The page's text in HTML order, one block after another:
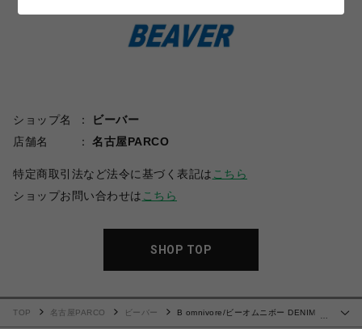
ショップ名
ビーバー
店舗名
名古屋PARCO
特定商取引法など法令に基づく表記は こちら
ショップお問い合わせは こちら
SHOP TOP
…
TOP 名古屋PARCO ビーバー
B omnivore/ビーオムニボー DENIM